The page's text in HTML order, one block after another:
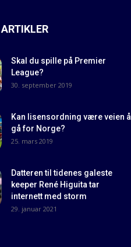
Skal du spille på Premier
League?
30. september 2019
Kan lisensordning være veien å
gå for Norge?
25. mars 2019
Datteren til tidenes galeste
keeper René Higuita tar
internett med storm
29. januar 2021